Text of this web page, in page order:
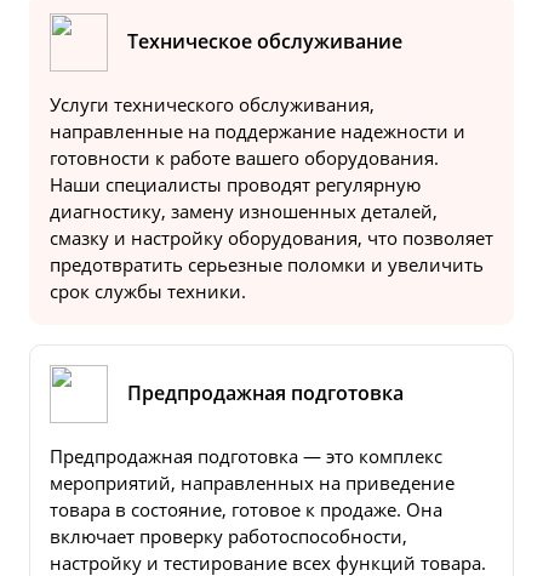
Техническое обслуживание
Услуги технического обслуживания,
направленные на поддержание надежности и
готовности к работе вашего оборудования.
Наши специалисты проводят регулярную
диагностику, замену изношенных деталей,
смазку и настройку оборудования, что позволяет
предотвратить серьезные поломки и увеличить
срок службы техники.
Предпродажная подготовка
Предпродажная подготовка — это комплекс
мероприятий, направленных на приведение
товара в состояние, готовое к продаже. Она
включает проверку работоспособности,
настройку и тестирование всех функций товара.